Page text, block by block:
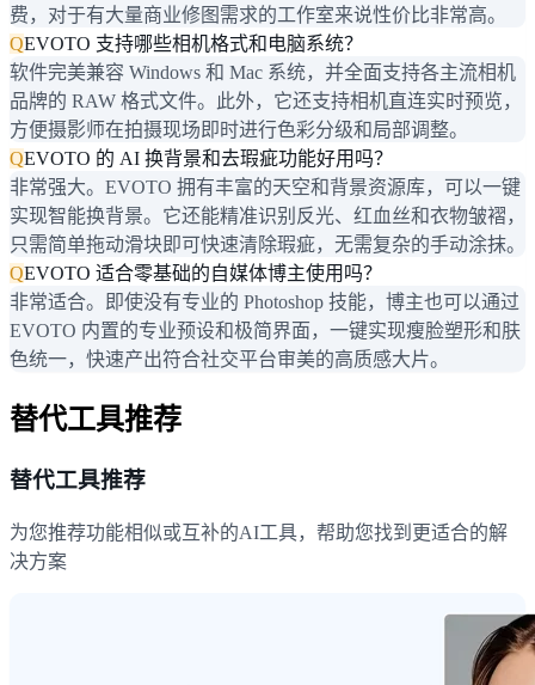
费，对于有大量商业修图需求的工作室来说性价比非常高。
QEVOTO 支持哪些相机格式和电脑系统？
软件完美兼容 Windows 和 Mac 系统，并全面支持各主流相机
品牌的 RAW 格式文件。此外，它还支持相机直连实时预览，
方便摄影师在拍摄现场即时进行色彩分级和局部调整。
QEVOTO 的 AI 换背景和去瑕疵功能好用吗？
非常强大。EVOTO 拥有丰富的天空和背景资源库，可以一键
实现智能换背景。它还能精准识别反光、红血丝和衣物皱褶，
只需简单拖动滑块即可快速清除瑕疵，无需复杂的手动涂抹。
QEVOTO 适合零基础的自媒体博主使用吗？
非常适合。即使没有专业的 Photoshop 技能，博主也可以通过
EVOTO 内置的专业预设和极简界面，一键实现瘦脸塑形和肤
色统一，快速产出符合社交平台审美的高质感大片。
替代工具推荐
替代工具推荐
为您推荐功能相似或互补的AI工具，帮助您找到更适合的解
决方案